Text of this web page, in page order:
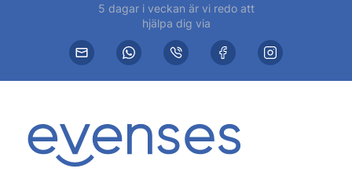
5 dagar i veckan är vi redo att
hjälpa dig via